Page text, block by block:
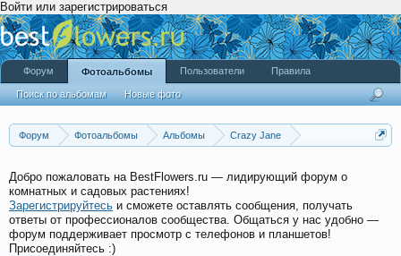
Войти или зарегистрироваться
Форум Фотоальбомы Альбомы
Crazy Jane
Добро пожаловать на BestFlowers.ru — лидирующий форум о
комнатных и садовых растениях!
Зарегистрируйтесь и сможете оставлять сообщения, получать
ответы от профессионалов сообщества. Общаться у нас удобно —
форум поддерживает просмотр с телефонов и планшетов!
Присоединяйтесь :)
Форум Фотоальбомы
Поиск по альбомам Новые фото
Пользователи Правила